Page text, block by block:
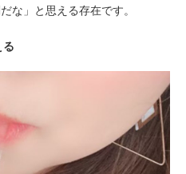
な」と思える存在です。